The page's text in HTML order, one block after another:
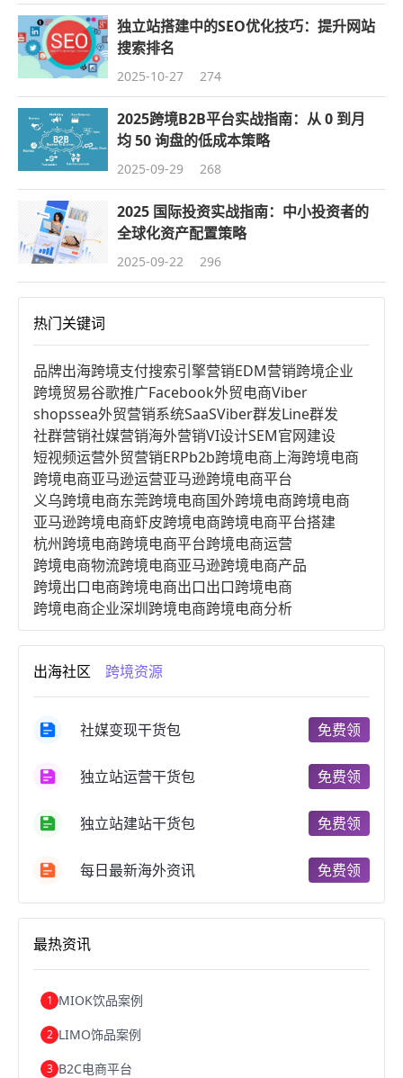
独立站搭建中的SEO优化技巧：提升网站
搜索排名
2025-10-27 274
2025跨境B2B平台实战指南：从 0 到月
均 50 询盘的低成本策略
2025-09-29 268
2025 国际投资实战指南：中小投资者的
全球化资产配置策略
2025-09-22 296
热门关键词
品牌出海跨境支付搜索引擎营销EDM营销跨境企业
跨境贸易谷歌推广Facebook外贸电商Viber
shopssea外贸营销系统SaaSViber群发Line群发
社群营销社媒营销海外营销VI设计SEM官网建设
短视频运营外贸营销ERPb2b跨境电商上海跨境电商
跨境电商亚马逊运营亚马逊跨境电商平台
义乌跨境电商东莞跨境电商国外跨境电商跨境电商
亚马逊跨境电商虾皮跨境电商跨境电商平台搭建
杭州跨境电商跨境电商平台跨境电商运营
跨境电商物流跨境电商亚马逊跨境电商产品
跨境出口电商跨境电商出口出口跨境电商
跨境电商企业深圳跨境电商跨境电商分析
进口跨境电商跨境电商服务广州跨境电商
跨境电商市场跨境电商创业跨境电商注册
跨境电商开店跨境电商营销
跨境电商商品个人跨境电商跨境电商案例
郑州跨境电商跨境电商趋势
跨境电商费用美国跨境电商
天津跨境电商东南亚跨境电商
跨境电商b2b阿里巴巴跨境电商
跨境电商关税
跨境电商建站
浙江跨境电商宁波跨境电商跨境电商的模式
跨境电商优势跨境电商的优势
出海社区 跨境资源
社媒变现干货包 免费领
独立站运营干货包 免费领
独立站建站干货包 免费领
每日最新海外资讯 免费领
最热资讯
1 MIOK饮品案例
2 LIMO饰品案例
3 B2C电商平台